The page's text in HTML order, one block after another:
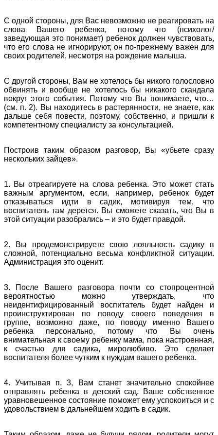
С одной стороны, для Вас невозможно не реагировать на
слова Вашего ребенка, потому что (психолог/
заведующая это понимает) ребенок должен чувствовать,
что его слова не игнорируют, он по-прежнему важен для
своих родителей, несмотря на рождение малыша.
С другой стороны, Вам не хотелось бы никого голословно
обвинять и вообще не хотелось бы никакого скандала
вокруг этого события. Потому что Вы понимаете, что…
(см. п. 2). Вы находитесь в растерянности, не знаете, как
дальше себя повести, поэтому, собственно, и пришли к
компетентному специалисту за консультацией.
Построив таким образом разговор, Вы «убьете сразу
нескольких зайцев».
1. Вы отреагируете на слова ребенка. Это может стать
важным аргументом, если, например, ребенок будет
отказываться идти в садик, мотивируя тем, что
воспитатель там дерется. Вы сможете сказать, что Вы в
этой ситуации разобрались – и это будет правдой.
2. Вы продемонстрируете свою лояльность садику в
сложной, потенциально весьма конфликтной ситуации.
Администрация это оценит.
3. После Вашего разговора почти со стопроцентной
вероятностью можно утверждать, что
неидентифицированный воспитатель будет найден и
проинструктирован по поводу своего поведения в
группе, возможно даже, по поводу именно Вашего
ребенка персонально, потому что Вы очень
внимательная к своему ребенку мама, пока настроенная,
к счастью для садика, миролюбиво. Это сделает
воспитателя более чутким к нуждам вашего ребенка.
4. Учитывая п. 3, Вам станет значительно спокойнее
отправлять ребенка в детский сад. Ваше собственное
уравновешенное состояние поможет ему успокоиться и с
удовольствием в дальнейшем ходить в садик.